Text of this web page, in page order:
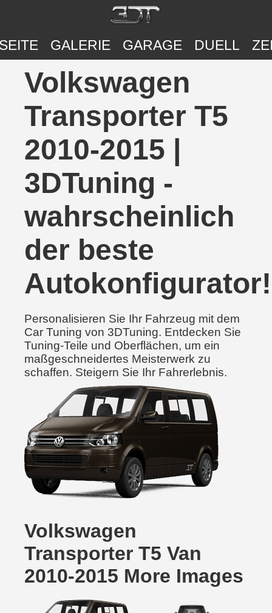
GALERIE GARAGE DUELL
Volkswagen
Transporter T5
2010-2015 |
3DTuning -
wahrscheinlich
der beste
Autokonfigurator!
Personalisieren Sie Ihr Fahrzeug mit dem
Car Tuning von 3DTuning. Entdecken Sie
Tuning-Teile und Oberflächen, um ein
maßgeschneidertes Meisterwerk zu
schaffen. Steigern Sie Ihr Fahrerlebnis.
Volkswagen
Transporter T5 Van
2010-2015 More Images